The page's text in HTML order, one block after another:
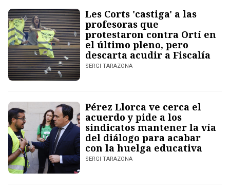
Les Corts 'castiga' a las
profesoras que
protestaron contra Ortí en
el último pleno, pero
descarta acudir a Fiscalía
SERGI TARAZONA
Pérez Llorca ve cerca el
acuerdo y pide a los
sindicatos mantener la vía
del diálogo para acabar
con la huelga educativa
SERGI TARAZONA